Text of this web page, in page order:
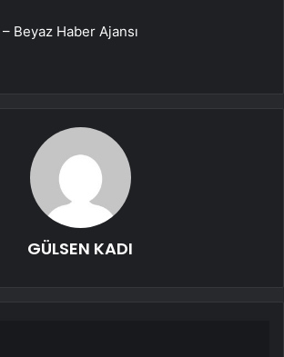
Beyaz Haber Ajansı
GÜLSEN KADI